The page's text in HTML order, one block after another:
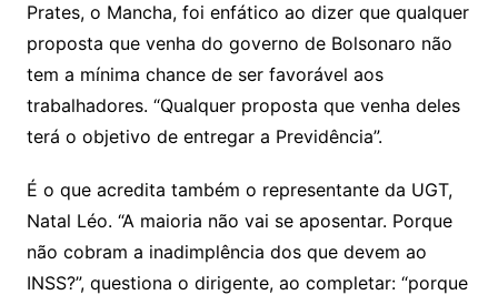
Prates, o Mancha, foi enfático ao dizer que qualquer
proposta que venha do governo de Bolsonaro não
tem a mínima chance de ser favorável aos
trabalhadores. “Qualquer proposta que venha deles
terá o objetivo de entregar a Previdência”.
É o que acredita também o representante da UGT,
Natal Léo. “A maioria não vai se aposentar. Porque
não cobram a inadimplência dos que devem ao
INSS?”, questiona o dirigente, ao completar: “porque